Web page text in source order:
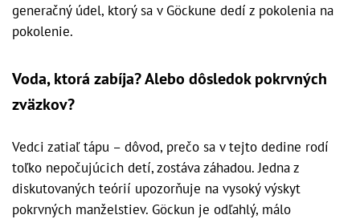
generačný údel, ktorý sa v Göckune dedí z pokolenia na
pokolenie.
Voda, ktorá zabíja? Alebo dôsledok pokrvných
zväzkov?
Vedci zatiaľ tápu – dôvod, prečo sa v tejto dedine rodí
toľko nepočujúcich detí, zostáva záhadou. Jedna z
diskutovaných teórií upozorňuje na vysoký výskyt
pokrvných manželstiev. Göckun je odľahlý, málo